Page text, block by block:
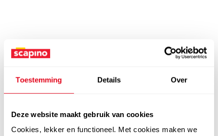
Toestemming Details Over
Deze website maakt gebruik van cookies
Cookies, lekker en functioneel. Met cookies maken we